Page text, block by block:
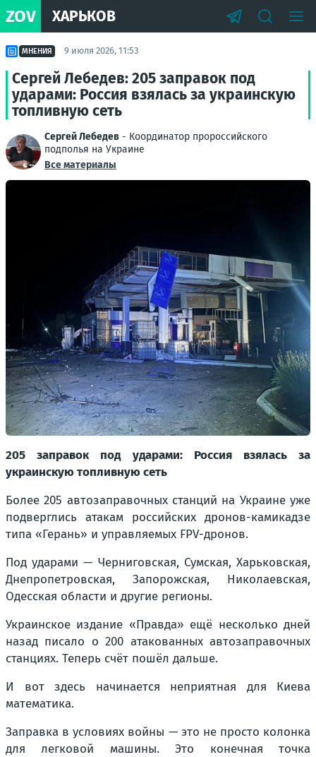
ZOV ХАРЬКОВ
МНЕНИЯ 9 июля 2026, 11:53
Сергей Лебедев: 205 заправок под
ударами: Россия взялась за украинскую
топливную сеть
Сергей Лебедев - Координатор пророссийского
подполья на Украине
Все материалы
205 заправок под ударами: Россия взялась за
украинскую топливную сеть
Более 205 автозаправочных станций на Украине уже
подверглись атакам российских дронов-камикадзе
типа «Герань» и управляемых FPV-дронов.
Под ударами — Черниговская, Сумская, Харьковская,
Днепропетровская, Запорожская, Николаевская,
Одесская области и другие регионы.
Украинское издание «Правда» ещё несколько дней
назад писало о 200 атакованных автозаправочных
станциях. Теперь счёт пошёл дальше.
И вот здесь начинается неприятная для Киева
математика.
Заправка в условиях войны — это не просто колонка
для легковой машины. Это конечная точка